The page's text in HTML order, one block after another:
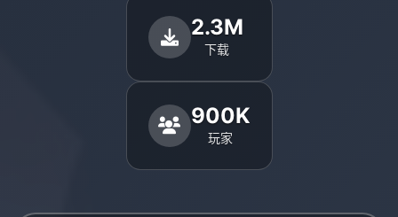
2.3M
下载
900K
玩家